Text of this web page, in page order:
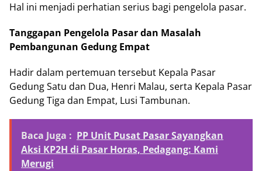
Hal ini menjadi perhatian serius bagi pengelola pasar.
Tanggapan Pengelola Pasar dan Masalah
Pembangunan Gedung Empat
Hadir dalam pertemuan tersebut Kepala Pasar
Gedung Satu dan Dua, Henri Malau, serta Kepala Pasar
Gedung Tiga dan Empat, Lusi Tambunan.
Baca Juga : PP Unit Pusat Pasar Sayangkan
Aksi KP2H di Pasar Horas, Pedagang: Kami
Merugi